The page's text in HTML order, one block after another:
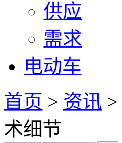
供应
需求
电动车
首页 > 资讯 >
术细节